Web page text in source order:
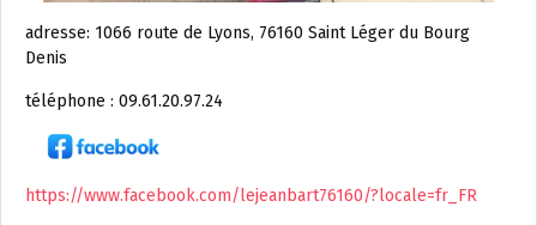
adresse: 1066 route de Lyons, 76160 Saint Léger du Bourg
Denis
téléphone : 09.61.20.97.24
https://www.facebook.com/lejeanbart76160/?locale=fr_FR